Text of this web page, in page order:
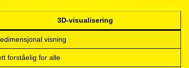
3D-visualisering
visning
forståelig for alle